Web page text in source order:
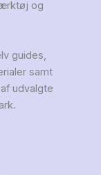
og
guides,
samt
udvalgte